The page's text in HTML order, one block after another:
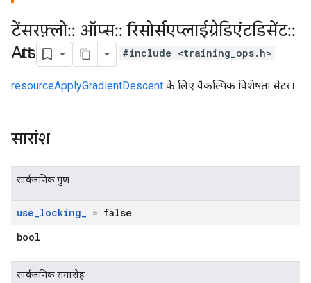
टेंसरफ़्लो:: ऑप्स:: रिसोर्सएप्लाईग्रेडिएंटडिसेंट::
Attrs
#include <training_ops.h>
resourceApplyGradientDescent के लिए वैकल्पिक विशेषता सेटर।
सारांश
सार्वजनिक गुण
use_locking_ = false
bool
सार्वजनिक समारोह